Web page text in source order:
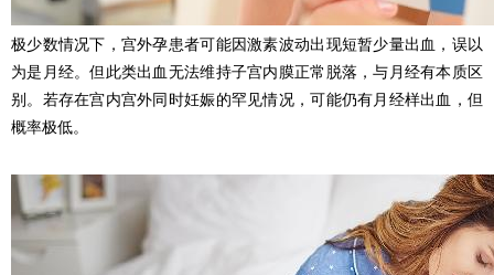
极少数情况下，宫外孕患者可能因激素波动出现短暂少量出血，误以
为是月经。但此类出血无法维持子宫内膜正常脱落，与月经有本质区
别。若存在宫内宫外同时妊娠的罕见情况，可能仍有月经样出血，但
概率极低。